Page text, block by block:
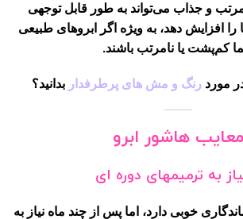
و جذاب می‌تواند به طور قابل توجهی
را افزایش دهد، به ویژه اگر ابروهای طبیعی
کم‌پشت یا نامرتب باشند.
موردرنگ و مش های پرطرفدار بدانید؟
معایب هاشور ابرو
به ترمیمهای دوره ای
خوبی دارد، اما پس از چند ماه نیاز به